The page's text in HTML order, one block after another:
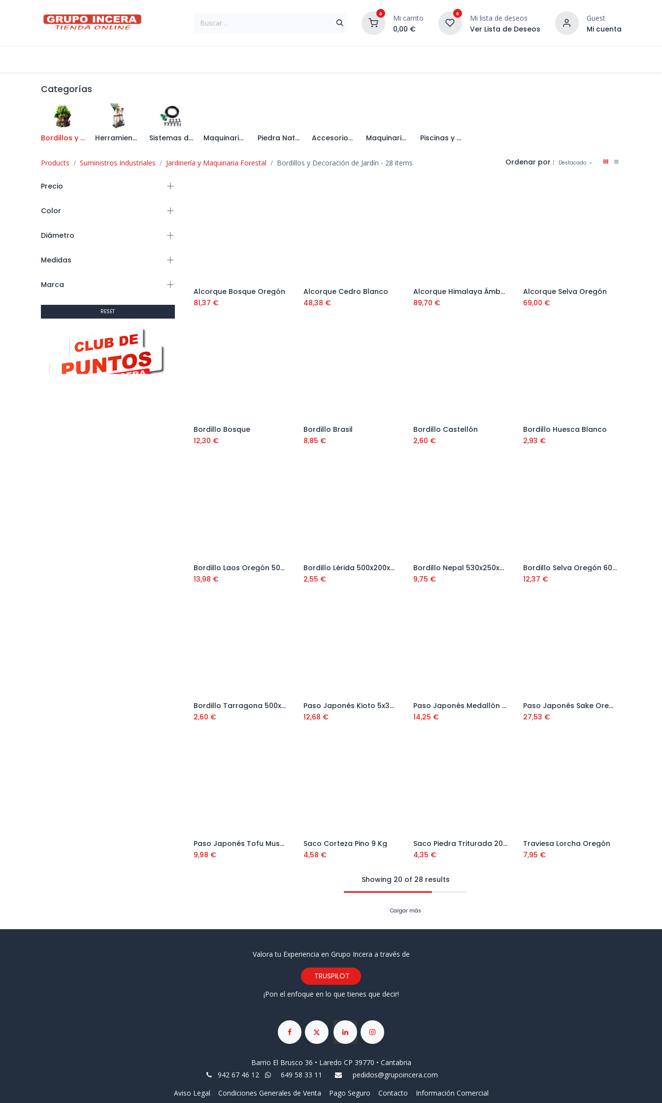
0 Mi carrito
0,00 €
0 Mi lista de deseos
Ver Lista de Deseos
Guest
Mi cuenta
¡DESCUBRE NUESTRO
Categorías
Bordillos y Decoración de Jardín Herramienta de Jardín Sistemas de Riego Maquinaria de Jardín Piedra Natural Accesorios de Jardin Maquinaria y Accesorios Forestales Piscinas y Cesped Artificial
Products Suministros Industriales Jardinería y Maquinaria Forestal Bordillos y Decoración de Jardín - 28 items Ordenar por : Destacado
Precio
Color
Diámetro
Medidas
Marca
RESET
Añadir al carrito
Alcorque Bosque Oregón
81,37 €
Añadir al carrito
Alcorque Cedro Blanco
48,38 €
Añadir al carrito
Alcorque Himalaya Ámbar
89,70 €
Añadir al carrito
Alcorque Selva Oregón
69,00 €
Añadir al carrito
Bordillo Bosque
12,30 €
Añadir al carrito
Bordillo Brasil
8,85 €
Añadir al carrito
Bordillo Castellón
2,60 €
Añadir al carrito
Bordillo Huesca Blanco
2,93 €
Añadir al carrito
Bordillo Laos Oregón 50x20x4,5 cm
13,98 €
Añadir al carrito
Bordillo Lérida 500x200x60 mm
2,55 €
Añadir al carrito
Bordillo Nepal 530x250x50 mm
9,75 €
Añadir al carrito
Bordillo Selva Oregón 600x140x60 mm
12,37 €
Bordillo Tarragona 500x200x60 mm
2,60 €
Paso Japonés Kioto 5x30x55 cm
12,68 €
Añadir al carrito
Paso Japonés Medallón Bicolor
14,25 €
Añadir al carrito
Paso Japonés Sake Oregón
27,53 €
Paso Japonés Tofu Musgo
9,98 €
Añadir al carrito
Saco Corteza Pino 9 Kg
4,58 €
Añadir al carrito
Saco Piedra Triturada 20/30 20 Kg
4,35 €
Añadir al carrito
Traviesa Lorcha Oregón
7,95 €
Showing 20 of 28 results
Cargar más
Valora tu Experiencia en Grupo Incera a través de
TRUSPILOT
¡Pon el enfoque en lo que tienes que decir!
Barrio El Brusco 36 • Laredo CP 39770 • Cantabria
942 67 46 12
649 58 33 11
pedidos@grupoincera.com
Aviso Legal
Condiciones Generales de Venta Pago Seguro Contacto Información Comercial